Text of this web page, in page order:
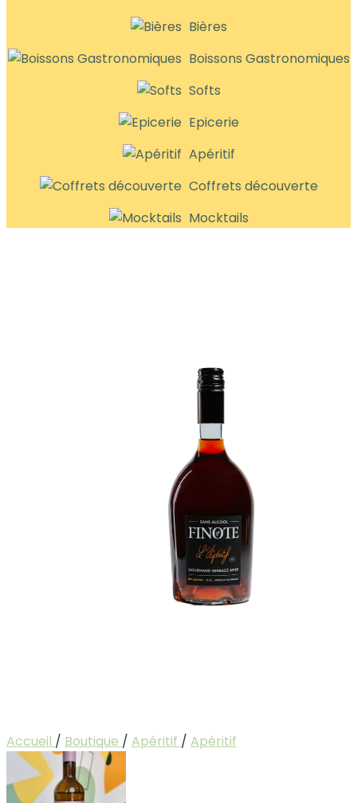
Bières
Boissons Gastronomiques
Softs
Epicerie
Apéritif
Coffrets découverte
Mocktails
Accueil / Boutique / Apéritif / Apéritif